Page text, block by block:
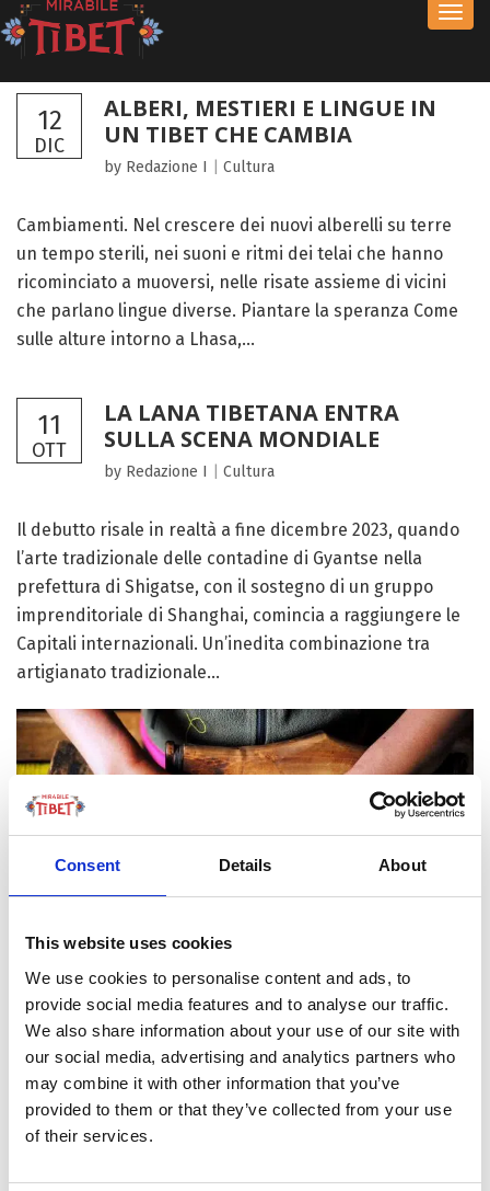
Consent Details About
This website uses cookies
We use cookies to personalise content and ads, to
provide social media features and to analyse our traffic.
We also share information about your use of our site with
our social media, advertising and analytics partners who
may combine it with other information that you’ve
provided to them or that they’ve collected from your use
of their services.
12
DIC
ALBERI, MESTIERI E LINGUE IN
UN TIBET CHE CAMBIA
by Redazione I Cultura
Cambiamenti. Nel crescere dei nuovi alberelli su terre
un tempo sterili, nei suoni e ritmi dei telai che hanno
ricominciato a muoversi, nelle risate assieme di vicini
che parlano lingue diverse. Piantare la speranza Come
sulle alture intorno a Lhasa,...
11
OTT
LA LANA TIBETANA ENTRA
SULLA SCENA MONDIALE
by Redazione I Cultura
Il debutto risale in realtà a fine dicembre 2023, quando
l’arte tradizionale delle contadine di Gyantse nella
prefettura di Shigatse, con il sostegno di un gruppo
imprenditoriale di Shanghai, comincia a raggiungere le
Capitali internazionali. Un’inedita combinazione tra
artigianato tradizionale...
LEGGI TUTTO